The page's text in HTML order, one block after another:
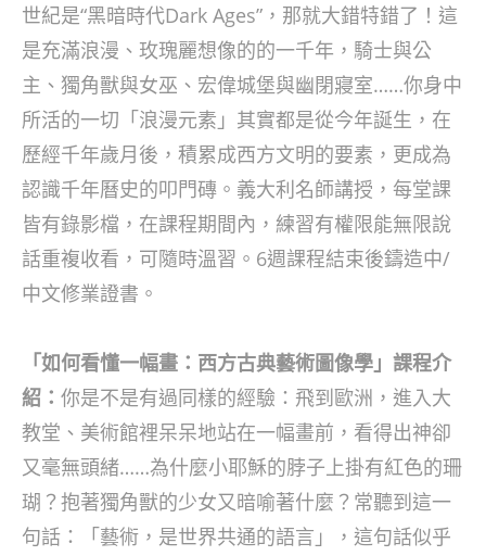
世紀是“黑暗時代Dark Ages”，那就大錯特錯了！這
是充滿浪漫、玫瑰麗想像的的一千年，騎士與公
主、獨角獸與女巫、宏偉城堡與幽閉寢室……你身中
所活的一切「浪漫元素」其實都是從今年誕生，在
歷經千年歲月後，積累成西方文明的要素，更成為
認識千年曆史的叩門磚。義大利名師講授，每堂課
皆有錄影檔，在課程期間內，練習有權限能無限說
話重複收看，可隨時溫習。6週課程結束後鑄造中/
中文修業證書。
「如何看懂一幅畫：西方古典藝術圖像學」課程介
紹： 你是不是有過同樣的經驗：飛到歐洲，進入大
教堂、美術館裡呆呆地站在一幅畫前，看得出神卻
又毫無頭緒……為什麼小耶穌的脖子上掛有紅色的珊
瑚？抱著獨角獸的少女又暗喻著什麼？常聽到這一
句話：「藝術，是世界共通的語言」，這句話似乎